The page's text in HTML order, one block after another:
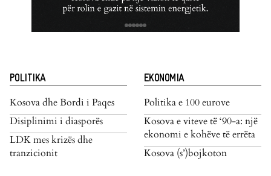
POLITIKA
Kosova dhe Bordi i Paqes
Disiplinimi i diasporës
LDK mes krizës dhe
tranzicionit
EKONOMIA
Politika e 100 eurove
Kosova e viteve të ‘90-a: një
ekonomi e kohëve të errëta
Kosova (s’)bojkoton